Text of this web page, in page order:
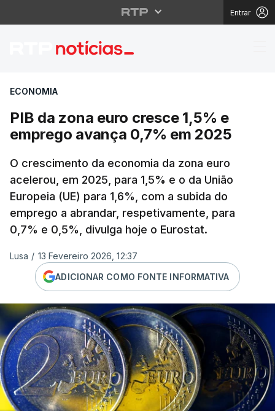
Entrar
PIB da zona euro
ECONOMIA
PIB da zona euro cresce 1,5% e
emprego avança 0,7% em 2025
O crescimento da economia da zona euro
acelerou, em 2025, para 1,5% e o da União
Europeia (UE) para 1,6%, com a subida do
emprego a abrandar, respetivamente, para
0,7% e 0,5%, divulga hoje o Eurostat.
Lusa / 13 Fevereiro 2026, 12:37
ADICIONAR COMO FONTE INFORMATIVA